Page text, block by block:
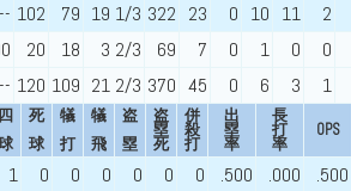
102 79 19 1/3 322 23 0 10 11 2
20 18 3 2/3 69 7 0 1 0 0
120 109 21 2/3 370 45 0 6 3 1
四
死
球
犠
打
犠
飛
盗
塁
盗
塁
死
併
殺
打
出
塁
率
長
打
率
OPS
1 0 0 0 0 0 0 .500 .000 .500